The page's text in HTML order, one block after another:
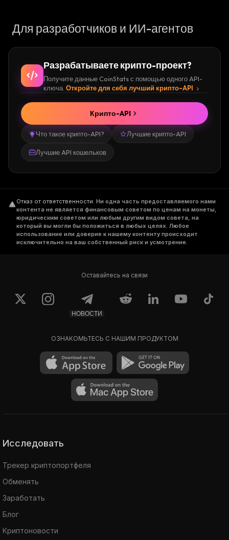
Для разработчиков и ИИ-агентов
Разрабатываете крипто-проект?
Получите данные CoinStats с помощью одного API-
ключа. Откройте для себя лучший крипто-API
Что такое крипто-API? Лучшие крипто-API
Лучшие API кошельков
Крипто-API
Отказ от ответственности. Ни одна часть предоставляемого нами
контента не является финансовым советом по ценам на монеты,
юридическим советом или любым другим видом совета, на
который вы могли бы положиться в любых целях. Любое
использование или доверие к нашему контенту происходит
исключительно на ваш собственный риск и усмотрение.
Оставайтесь на связи
НОВОСТИ
ОЗНАКОМЬТЕСЬ С НАШИМ ПРОДУКТОМ
Исследовать
Трекер криптопортфеля
Обменять
Заработать
Блог
Криптоновости